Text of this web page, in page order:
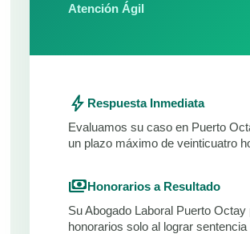
Atención Ágil
bolt Respuesta Inmediata
Evaluamos su caso en Puerto
un plazo máximo de veinticuatro
paymentsHonorarios a Resultado
Su Abogado Laboral Puerto Octay
honorarios solo al lograr sentencia